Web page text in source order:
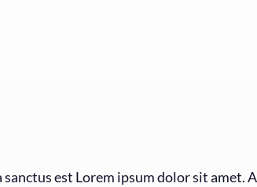
est Lorem ipsum dolor sit amet.